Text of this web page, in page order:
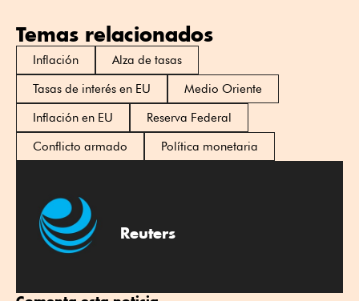
Temas relacionados
Inflación
Alza de tasas
Tasas de interés en EU
Medio Oriente
Inflación en EU
Reserva Federal
Conflicto armado
Política monetaria
Reuters